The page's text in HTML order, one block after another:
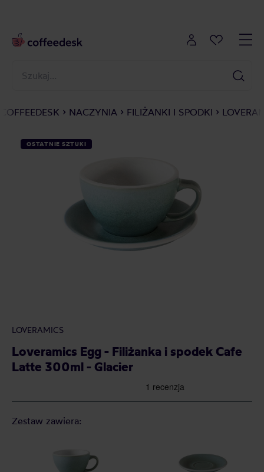
COFFEEDESK NACZYNIA FILIŻANKI I SPODKI
OSTATNIE SZTUKI
LOVERAMICS
Loveramics Egg - Filiżanka i spodek Cafe
Latte 300ml - Glacier
Zestaw zawiera: